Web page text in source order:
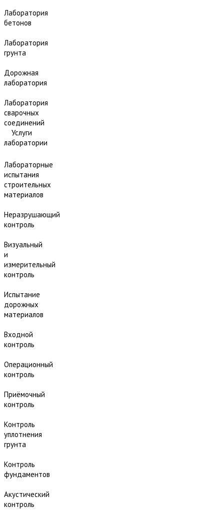
Лаборатория
бетонов
Лаборатория
грунта
Дорожная
лаборатория
Лаборатория
сварочных
соединений
Услуги
лаборатории
Лабораторные
испытания
строительных
материалов
Неразрушающий
контроль
Визуальный
и
измерительный
контроль
Испытание
дорожных
материалов
Входной
контроль
Операционный
контроль
Приёмочный
контроль
Контроль
уплотнения
грунта
Контроль
фундаментов
Акустический
контроль